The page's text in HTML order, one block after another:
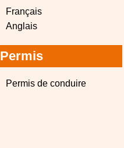
Français
Anglais
Permis
Permis de conduire